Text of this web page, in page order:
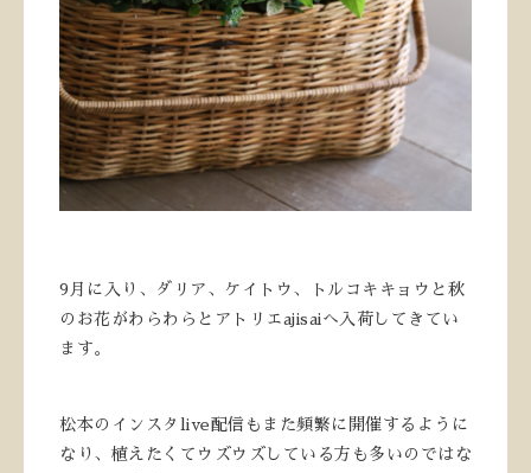
9月に入り、ダリア、ケイトウ、トルコキキョウと秋
のお花がわらわらとアトリエajisaiへ入荷してきてい
ます。
松本のインスタlive配信もまた頻繁に開催するように
なり、植えたくてウズウズしている方も多いのではな